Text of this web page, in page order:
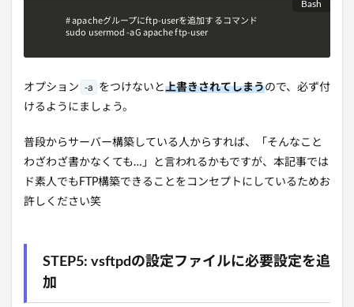
# apacheグループにftp-userを追加するコマンド
sudo usermod -aG apache ftp-user
オプション -a をつけないと上書きされてしまうので、必ず付
けるようにましょう。
普段からサーバー構築している人からすれば、「そんなこと
わざわざ書かなくても…」と言われるかもですが、本記事では
ド素人でもFTP構築できることをコンセプトにしているためお
許しください笑
STEP5: vsftpdの設定ファイルに必要設定を追
加